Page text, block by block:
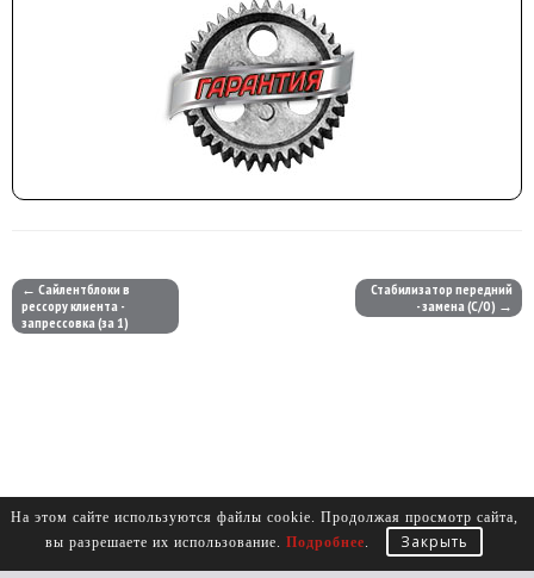
← Сайлентблоки в
рессору клиента -
запрессовка (за 1)
Стабилизатор передний
- замена (С/О) →
На этом сайте используются файлы cookie. Продолжая просмотр сайта,
вы разрешаете их использование. Подробнее. Закрыть